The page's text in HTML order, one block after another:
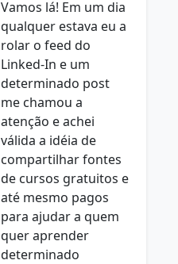
Vamos lá! Em um dia
qualquer estava eu a
rolar o feed do
Linked-In e um
determinado post
me chamou a
atenção e achei
válida a idéia de
compartilhar fontes
de cursos gratuitos e
até mesmo pagos
para ajudar a quem
quer aprender
determinado